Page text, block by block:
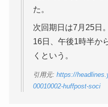
た。
次回期日は7月25日
16日、午後1時半か
くという。
引用元: https://
00010002-huffpost-soci